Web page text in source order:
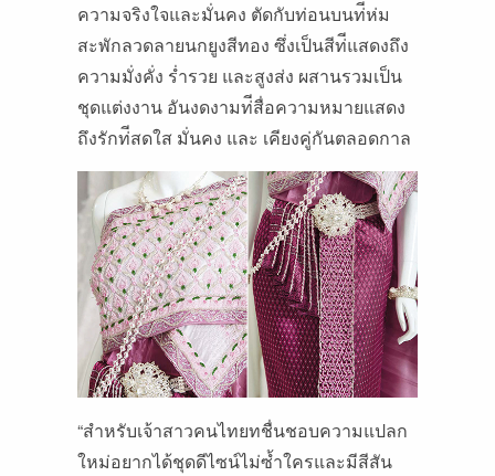
ความจริงใจและมั่นคง ตัดกับท่อนบนท่ีห่ม
สะพักลวดลายนกยูงสีทอง ซึ่งเป็นสีท่ีแสดงถึง
ความมั่งคั่ง ร่ำรวย และสูงส่ง ผสานรวมเป็น
ชุดแต่งงาน อันงดงามท่ีสื่อความหมายแสดง
ถึงรักท่ีสดใส มั่นคง และ เคียงคู่กันตลอดกาล
“สําหรับเจ้าสาวคนไทยทชื่นชอบความแปลก
ใหม่อยากได้ชุดดีไซน์ไม่ซ้ำใครและมีสีสัน